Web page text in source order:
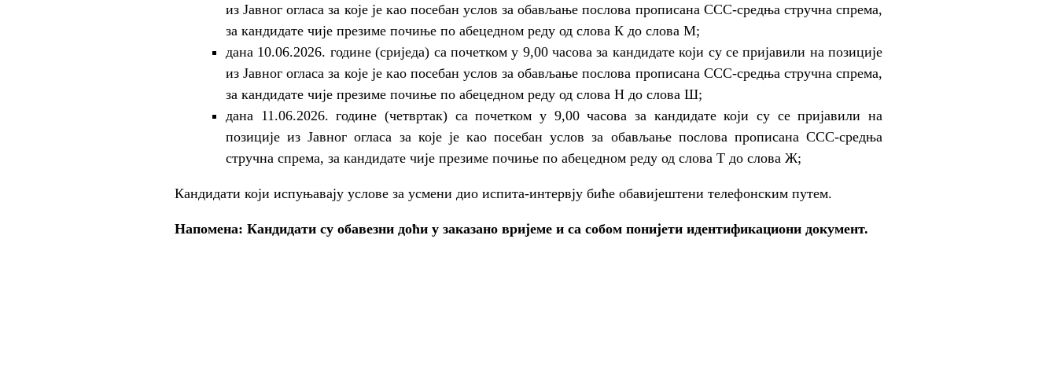
из Јавног огласа за које је као посебан услов за обављање послова прописана ССС-средња стручна спрема,
за кандидате чије презиме почиње по абецедном реду од слова К до слова М;
дана 10.06.2026. године (сриједа) са почетком у 9,00 часова за кандидате који су се пријавили на позиције
из Јавног огласа за које је као посебан услов за обављање послова прописана ССС-средња стручна спрема,
за кандидате чије презиме почиње по абецедном реду од слова Н до слова Ш;
дана 11.06.2026. године (четвртак) са почетком у 9,00 часова за кандидате који су се пријавили на
позиције из Јавног огласа за које је као посебан услов за обављање послова прописана ССС-средња
стручна спрема, за кандидате чије презиме почиње по абецедном реду од слова Т до слова Ж;
Кандидати који испуњавају услове за усмени дио испита-интервју биће обавијештени телефонским путем.
Напомена: Кандидати су обавезни доћи у заказано вријеме и са собом понијети идентификациони документ.